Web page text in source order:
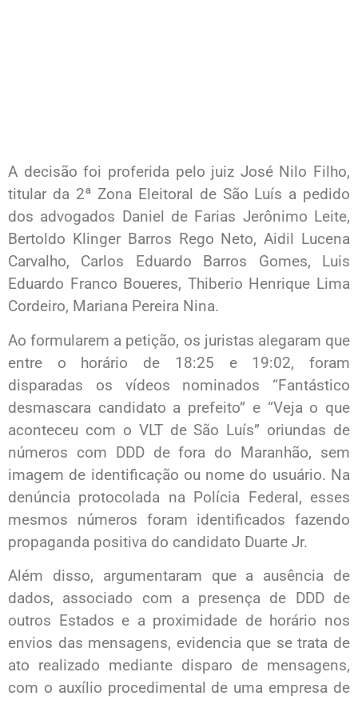
A decisão foi proferida pelo juiz José Nilo Filho,
titular da 2ª Zona Eleitoral de São Luís a pedido
dos advogados Daniel de Farias Jerônimo Leite,
Bertoldo Klinger Barros Rego Neto, Aidil Lucena
Carvalho, Carlos Eduardo Barros Gomes, Luis
Eduardo Franco Boueres, Thiberio Henrique Lima
Cordeiro, Mariana Pereira Nina.
Ao formularem a petição, os juristas alegaram que
entre o horário de 18:25 e 19:02, foram
disparadas os vídeos nominados “Fantástico
desmascara candidato a prefeito” e “Veja o que
aconteceu com o VLT de São Luís” oriundas de
números com DDD de fora do Maranhão, sem
imagem de identificação ou nome do usuário. Na
denúncia protocolada na Polícia Federal, esses
mesmos números foram identificados fazendo
propaganda positiva do candidato Duarte Jr.
Além disso, argumentaram que a ausência de
dados, associado com a presença de DDD de
outros Estados e a proximidade de horário nos
envios das mensagens, evidencia que se trata de
ato realizado mediante disparo de mensagens,
com o auxílio procedimental de uma empresa de